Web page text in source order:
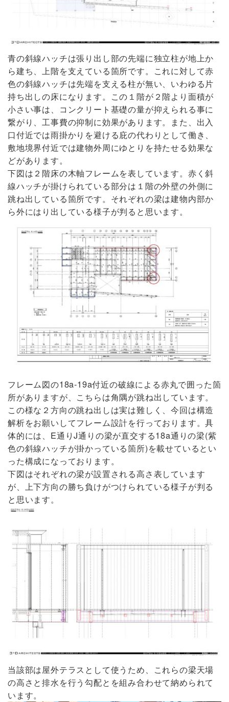
青の斜線ハッチは張り出し部の先端に独立柱が地上か
ら建ち、上階を支えている箇所です。これに対して赤
色の斜線ハッチは先端を支える柱が無い、いわゆる片
持ち出しの床になります。この１階が２階より面積が
小さい事は、コンクリート基礎の量が抑えられる事に
繋がり、工事費の抑制に効果があります。また、出入
口付近では雨掛かりを避ける庇の代わりとして働き、
敷地境界付近では建物外周にゆとりを持たせる効果な
どがあります。
下図は２階床の木軸フレームを表しています。赤く斜
線ハッチが掛けられている部分は１階の外壁の外側に
跳ね出している箇所です。それぞれの梁は建物内部か
ら外にはり出している様子が判ると思います。
フレーム図の18a-19a付近の破線による赤丸で囲った箇
所がありますが、こちらは角隅が跳ね出しています。
この様な２方向の跳ね出しは実は難しく、今回は構造
解析をお願いしてフレーム設計を行っております。具
体的には、 E通りJ通りの梁が直交する18a通りの梁(紫
色の斜線ハッチが掛かっている箇所)を載せているとい
った構成になっております。
下図はそれぞれの梁が設置される高さ表しています
が、上下方向の勝ち負けがつけられている様子が判る
と思います。
当該部は屋外テラスとして使うため、これらの梁天場
の高さと排水を行う勾配とを組み合わせて納められて
います。